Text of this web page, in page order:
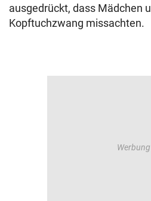
ausgedrückt, dass Mädchen
Kopftuchzwang missachten.